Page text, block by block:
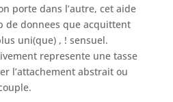
porte dans l’autre, cet aide
de donnees que acquittent
uni(que) , ! sensuel.
represente une tasse
l’attachement abstrait ou